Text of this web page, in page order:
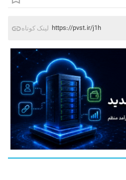
لینک کوتاه https://pvst.ir/j1h